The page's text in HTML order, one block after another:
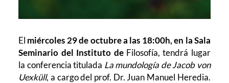
El miércoles 29 de octubre a las 18:00h, en la Sala
Seminario del Instituto deFilosofía, tendrá lugar
la conferencia titulada La mundología de Jacob von
Uexküll, a cargo del prof. Dr. Juan Manuel Heredia.